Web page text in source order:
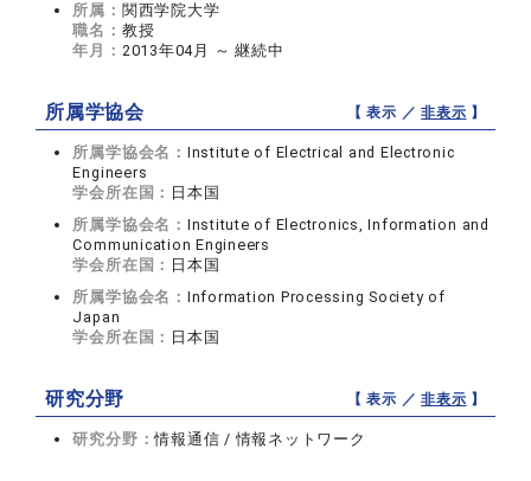
所属： 関西学院大学
職名： 教授
年月： 2013年04月 ～ 継続中
所属学協会 【 表示 ／非表示 】
所属学協会名： Institute of Electrical and Electronic
Engineers
学会所在国： 日本国
所属学協会名： Institute of Electronics, Information and
Communication Engineers
学会所在国： 日本国
所属学協会名： Information Processing Society of
Japan
学会所在国： 日本国
研究分野 【 表示 ／非表示 】
研究分野：情報通信 / 情報ネットワーク